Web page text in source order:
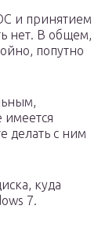
и принятием
нет. В общем,
попутно
имеется
делать с ним
куда
7.